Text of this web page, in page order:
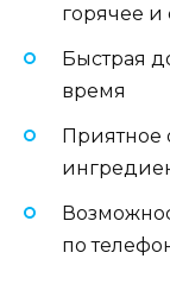
горячее и
Быстрая
время
по